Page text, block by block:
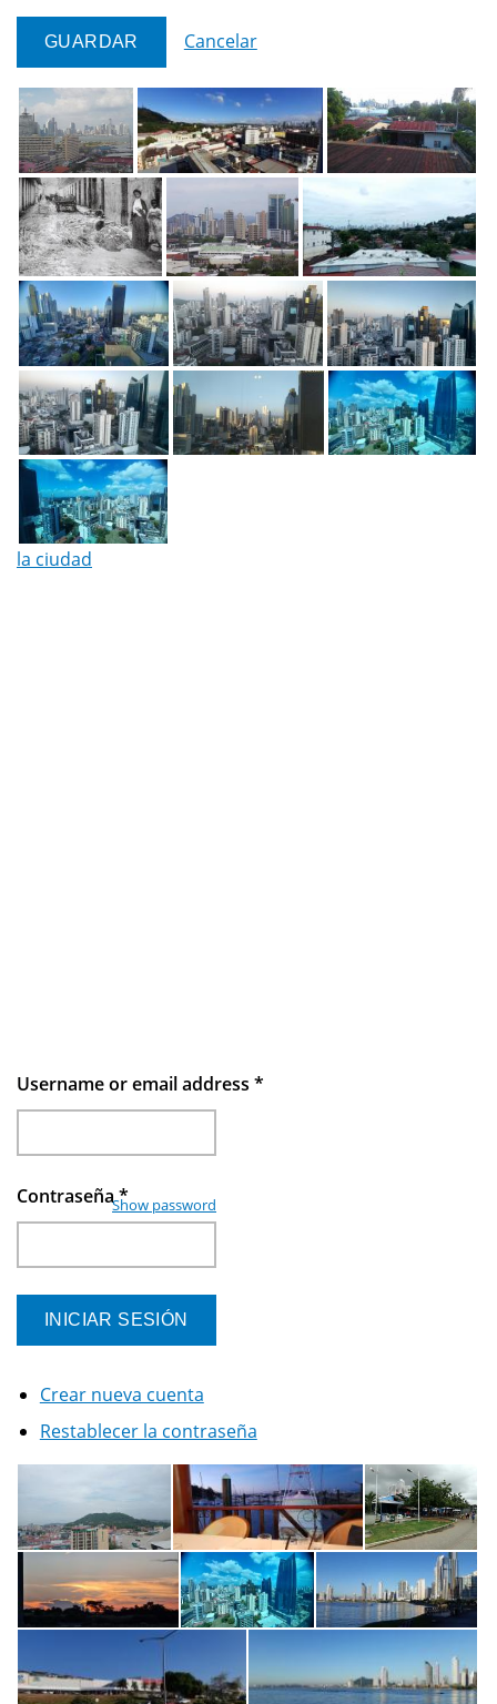
Cancelar
la ciudad
Username or email address *
Contraseña*
Show password
Crear nueva cuenta
Restablecer la contraseña